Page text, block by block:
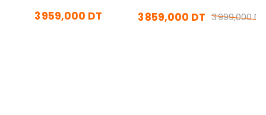
512Go SSD Windows 11
3 959,000 DT
512Go SSD Windows 11
3 999,000 DT
3 859,000 DT